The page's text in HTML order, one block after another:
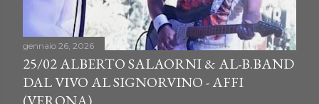
gennaio 26, 2026
25/02 ALBERTO SALAORNI & AL-B.BAND
DAL VIVO AL SIGNORVINO - AFFI